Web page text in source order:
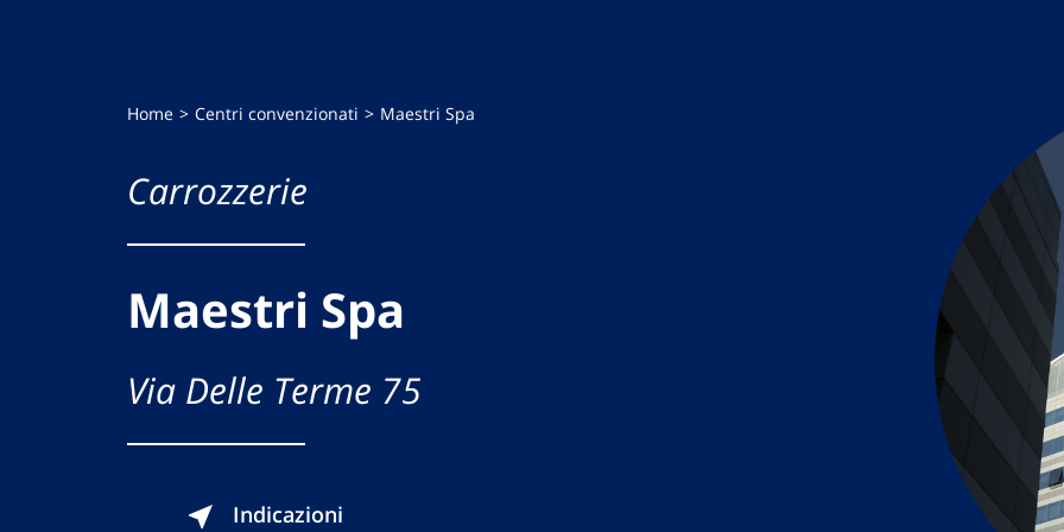
Home Centri convenzionati Maestri Spa
Carrozzerie
Maestri Spa
Via Delle Terme 75
Indicazioni